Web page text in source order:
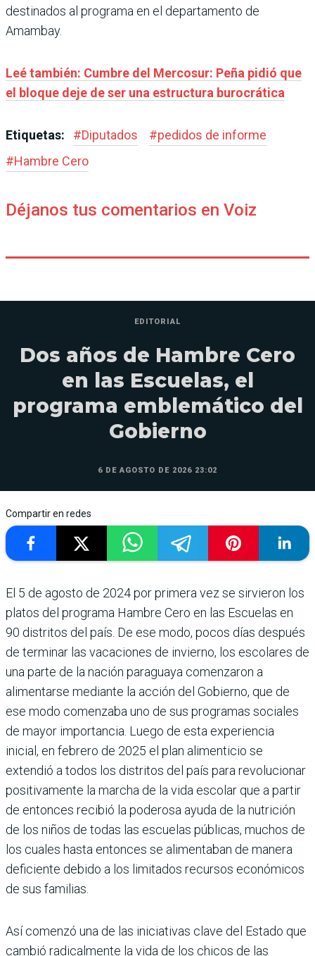
destinados al programa en el departamento de
Amambay.
Leé también: Cumbre del Mercosur: Peña pidió que
el bloque deje de ser una estructura burocrática
Etiquetas: #Diputados #pedidos de informe
#Hambre Cero
Déjanos tus comentarios en Voiz
EDITORIAL
Dos años de Hambre Cero
en las Escuelas, el
programa emblemático del
Gobierno
6 DE AGOSTO DE 2026 23:02
Compartir en redes
El 5 de agosto de 2024 por pri­mera vez se sirvieron los
pla­tos del programa Hambre Cero en las Escuelas en
90 distritos del país. De ese modo, pocos días después
de terminar las vacacio­nes de invierno, los escolares de
una parte de la nación paraguaya comenza­ron a
alimentarse mediante la acción del Gobierno, que de
ese modo comen­zaba uno de sus programas sociales
de mayor importancia. Luego de esta experiencia
inicial, en febrero de 2025 el plan alimenticio se
extendió a todos los distritos del país para revolucio­nar
positivamente la marcha de la vida escolar que a partir
de entonces recibió la poderosa ayuda de la nutrición
de los niños de todas las escuelas públicas, muchos de
los cuales hasta entonces se alimentaban de manera
deficiente debido a los limitados recursos econó­micos
de sus familias.
Así comenzó una de las iniciativas clave del Estado que
cambió radicalmente la vida de los chicos de las